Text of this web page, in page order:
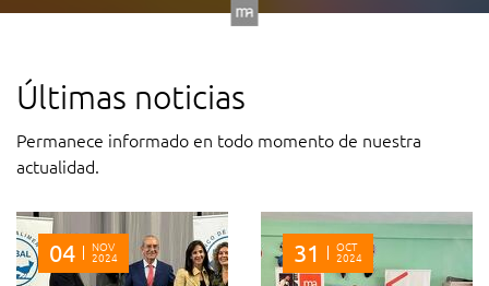
Últimas noticias
Permanece informado en todo momento de nuestra
actualidad.
04 NOV
2024 31 OCT
2024